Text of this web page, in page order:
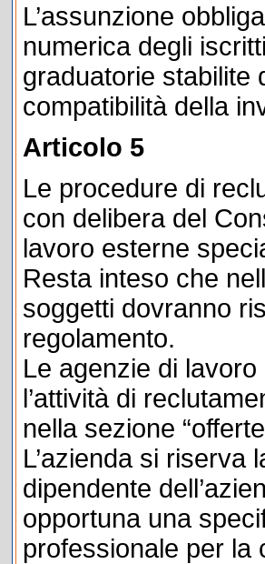
L’assunzione
numerica degli
graduatorie stabilite
compatibilità della
Articolo 5
Le procedure di
con delibera del
lavoro esterne
Resta inteso che
soggetti dovranno
regolamento.
Le agenzie di
l’attività di
nella sezione
L’azienda si riserva
dipendente
opportuna una
professionale per la